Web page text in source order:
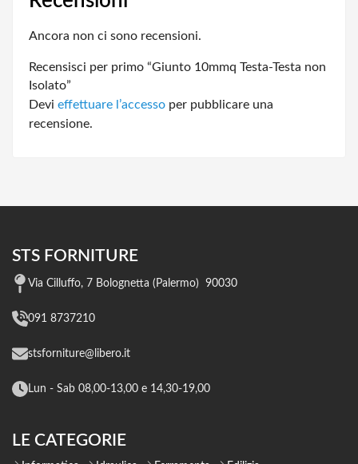
Ancora non ci sono recensioni.
Recensisci per primo “Giunto 10mmq Testa-Testa non
Isolato”
Devi effettuare l’accesso per pubblicare una
recensione.
STS FORNITURE
Via Cilluffo, 7 Bolognetta (Palermo) 90030
091 8737210
stsforniture@libero.it
Lun - Sab 08,00-13,00 e 14,30-19,00
LE CATEGORIE